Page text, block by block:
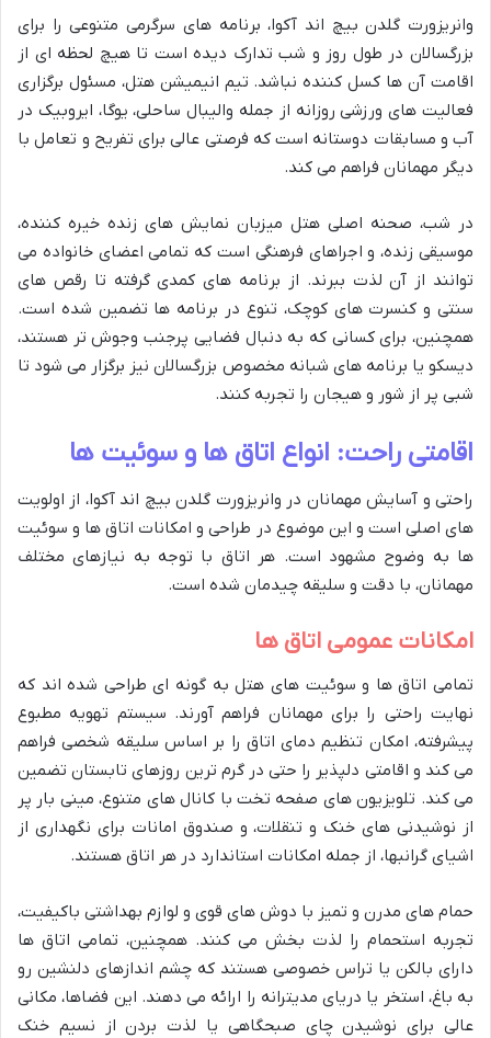
وانریزورت گلدن بیچ اند آکوا، برنامه های سرگرمی متنوعی را برای
بزرگسالان در طول روز و شب تدارک دیده است تا هیچ لحظه ای از
اقامت آن ها کسل کننده نباشد. تیم انیمیشن هتل، مسئول برگزاری
فعالیت های ورزشی روزانه از جمله والیبال ساحلی، یوگا، ایروبیک در
آب و مسابقات دوستانه است که فرصتی عالی برای تفریح و تعامل با
دیگر مهمانان فراهم می کند.
در شب، صحنه اصلی هتل میزبان نمایش های زنده خیره کننده،
موسیقی زنده، و اجراهای فرهنگی است که تمامی اعضای خانواده می
توانند از آن لذت ببرند. از برنامه های کمدی گرفته تا رقص های
سنتی و کنسرت های کوچک، تنوع در برنامه ها تضمین شده است.
همچنین، برای کسانی که به دنبال فضایی پرجنب وجوش تر هستند،
دیسکو یا برنامه های شبانه مخصوص بزرگسالان نیز برگزار می شود تا
شبی پر از شور و هیجان را تجربه کنند.
اقامتی راحت: انواع اتاق ها و سوئیت ها
راحتی و آسایش مهمانان در وانریزورت گلدن بیچ اند آکوا، از اولویت
های اصلی است و این موضوع در طراحی و امکانات اتاق ها و سوئیت
ها به وضوح مشهود است. هر اتاق با توجه به نیازهای مختلف
مهمانان، با دقت و سلیقه چیدمان شده است.
امکانات عمومی اتاق ها
تمامی اتاق ها و سوئیت های هتل به گونه ای طراحی شده اند که
نهایت راحتی را برای مهمانان فراهم آورند. سیستم تهویه مطبوع
پیشرفته، امکان تنظیم دمای اتاق را بر اساس سلیقه شخصی فراهم
می کند و اقامتی دلپذیر را حتی در گرم ترین روزهای تابستان تضمین
می کند. تلویزیون های صفحه تخت با کانال های متنوع، مینی بار پر
از نوشیدنی های خنک و تنقلات، و صندوق امانات برای نگهداری از
اشیای گرانبها، از جمله امکانات استاندارد در هر اتاق هستند.
حمام های مدرن و تمیز با دوش های قوی و لوازم بهداشتی باکیفیت،
تجربه استحمام را لذت بخش می کنند. همچنین، تمامی اتاق ها
دارای بالکن یا تراس خصوصی هستند که چشم اندازهای دلنشین رو
به باغ، استخر یا دریای مدیترانه را ارائه می دهند. این فضاها، مکانی
عالی برای نوشیدن چای صبحگاهی یا لذت بردن از نسیم خنک